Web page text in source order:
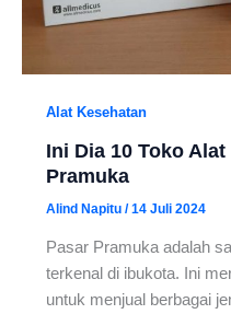
Alat Kesehatan
Ini Dia 10 Toko
Pramuka
Alind Napitu /14 Juli 2024
Pasar Pramuka adalah
terkenal di ibukota. Ini
untuk menjual berbagai